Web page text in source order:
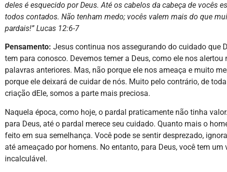
deles é esquecido por Deus.Até os cabelos da cabeça de vocês
todos contados. Não tenham medo; vocês valem mais do que
pardais!”Lucas 12:6-7
Pensamento: Jesus continua nos assegurando do cuidado que
tem para conosco. Devemos temer a Deus, como ele nos alertou
palavras anteriores. Mas, não porque ele nos ameaça e muito
porque ele deixará de cuidar de nós. Muito pelo contrário, de
criação dEle, somos a parte mais preciosa.
Naquela época, como hoje, o pardal praticamente não tinha
para Deus, até o pardal merece seu cuidado. Quanto mais o
feito em sua semelhança. Você pode se sentir desprezado,
até ameaçado por homens. No entanto, para Deus, você tem um
incalculável.